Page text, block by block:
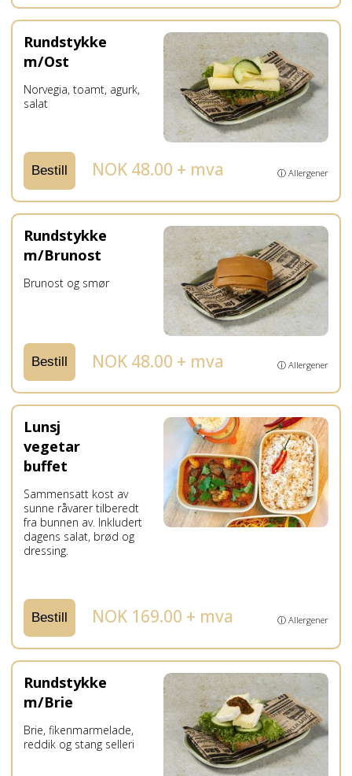
Rundstykke
m/Ost
Norvegia, toamt, agurk,
salat
Bestill NOK 48.00 + mva ⓘ Allergener
Rundstykke
m/Brunost
Brunost og smør
Bestill NOK 48.00 + mva ⓘ Allergener
Lunsj
vegetar
buffet
Sammensatt kost av
sunne råvarer tilberedt
fra bunnen av. Inkludert
dagens salat, brød og
dressing.
Bestill NOK 169.00 + mva ⓘ Allergener
Rundstykke
m/Brie
Brie, fikenmarmelade,
reddik og stang selleri